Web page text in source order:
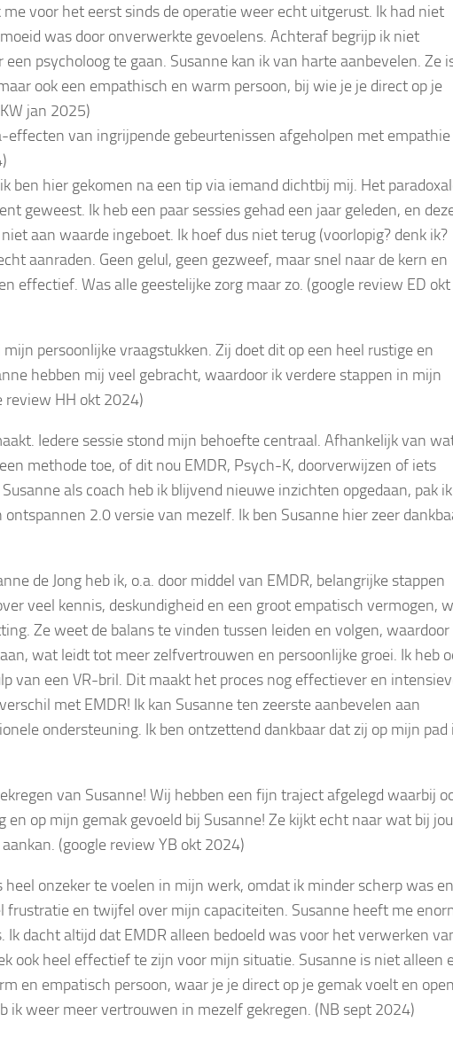
voor het eerst sinds de operatie weer echt uitgerust. Ik had niet
was door onverwerkte gevoelens. Achteraf begrijp ik niet
psycholoog te gaan. Susanne kan ik van harte aanbevelen. Ze
ook een empathisch en warm persoon, bij wie je je direct op je
jan 2025)
van ingrijpende gebeurtenissen afgeholpen met empathie
ben hier gekomen na een tip via iemand dichtbij mij. Het
geweest. Ik heb een paar sessies gehad een jaar geleden, en
aan waarde ingeboet. Ik hoef dus niet terug (voorlopig? denk ik?
aanraden. Geen gelul, geen gezweef, maar snel naar de kern en
effectief. Was alle geestelijke zorg maar zo. (google review ED okt
persoonlijke vraagstukken. Zij doet dit op een heel rustige en
hebben mij veel gebracht, waardoor ik verdere stappen in mijn
review HH okt 2024)
Iedere sessie stond mijn behoefte centraal. Afhankelijk van
methode toe, of dit nou EMDR, Psych-K, doorverwijzen of iets
als coach heb ik blijvend nieuwe inzichten opgedaan, pak ik
2.0 versie van mezelf. Ik ben Susanne hier zeer
de Jong heb ik, o.a. door middel van EMDR, belangrijke stappen
veel kennis, deskundigheid en een groot empatisch vermogen,
Ze weet de balans te vinden tussen leiden en volgen, waardoor
wat leidt tot meer zelfvertrouwen en persoonlijke groei. Ik heb
van een VR-bril. Dit maakt het proces nog effectiever en
met EMDR! Ik kan Susanne ten zeerste aanbevelen aan
ondersteuning. Ik ben ontzettend dankbaar dat zij op mijn pad
van Susanne! Wij hebben een fijn traject afgelegd waarbij
en op mijn gemak gevoeld bij Susanne! Ze kijkt echt naar wat bij jou
(google review YB okt 2024)
heel onzeker te voelen in mijn werk, omdat ik minder scherp was en
frustratie en twijfel over mijn capaciteiten. Susanne heeft me
dacht altijd dat EMDR alleen bedoeld was voor het verwerken
ook heel effectief te zijn voor mijn situatie. Susanne is niet alleen
en empatisch persoon, waar je je direct op je gemak voelt en open
ik weer meer vertrouwen in mezelf gekregen. (NB sept 2024)